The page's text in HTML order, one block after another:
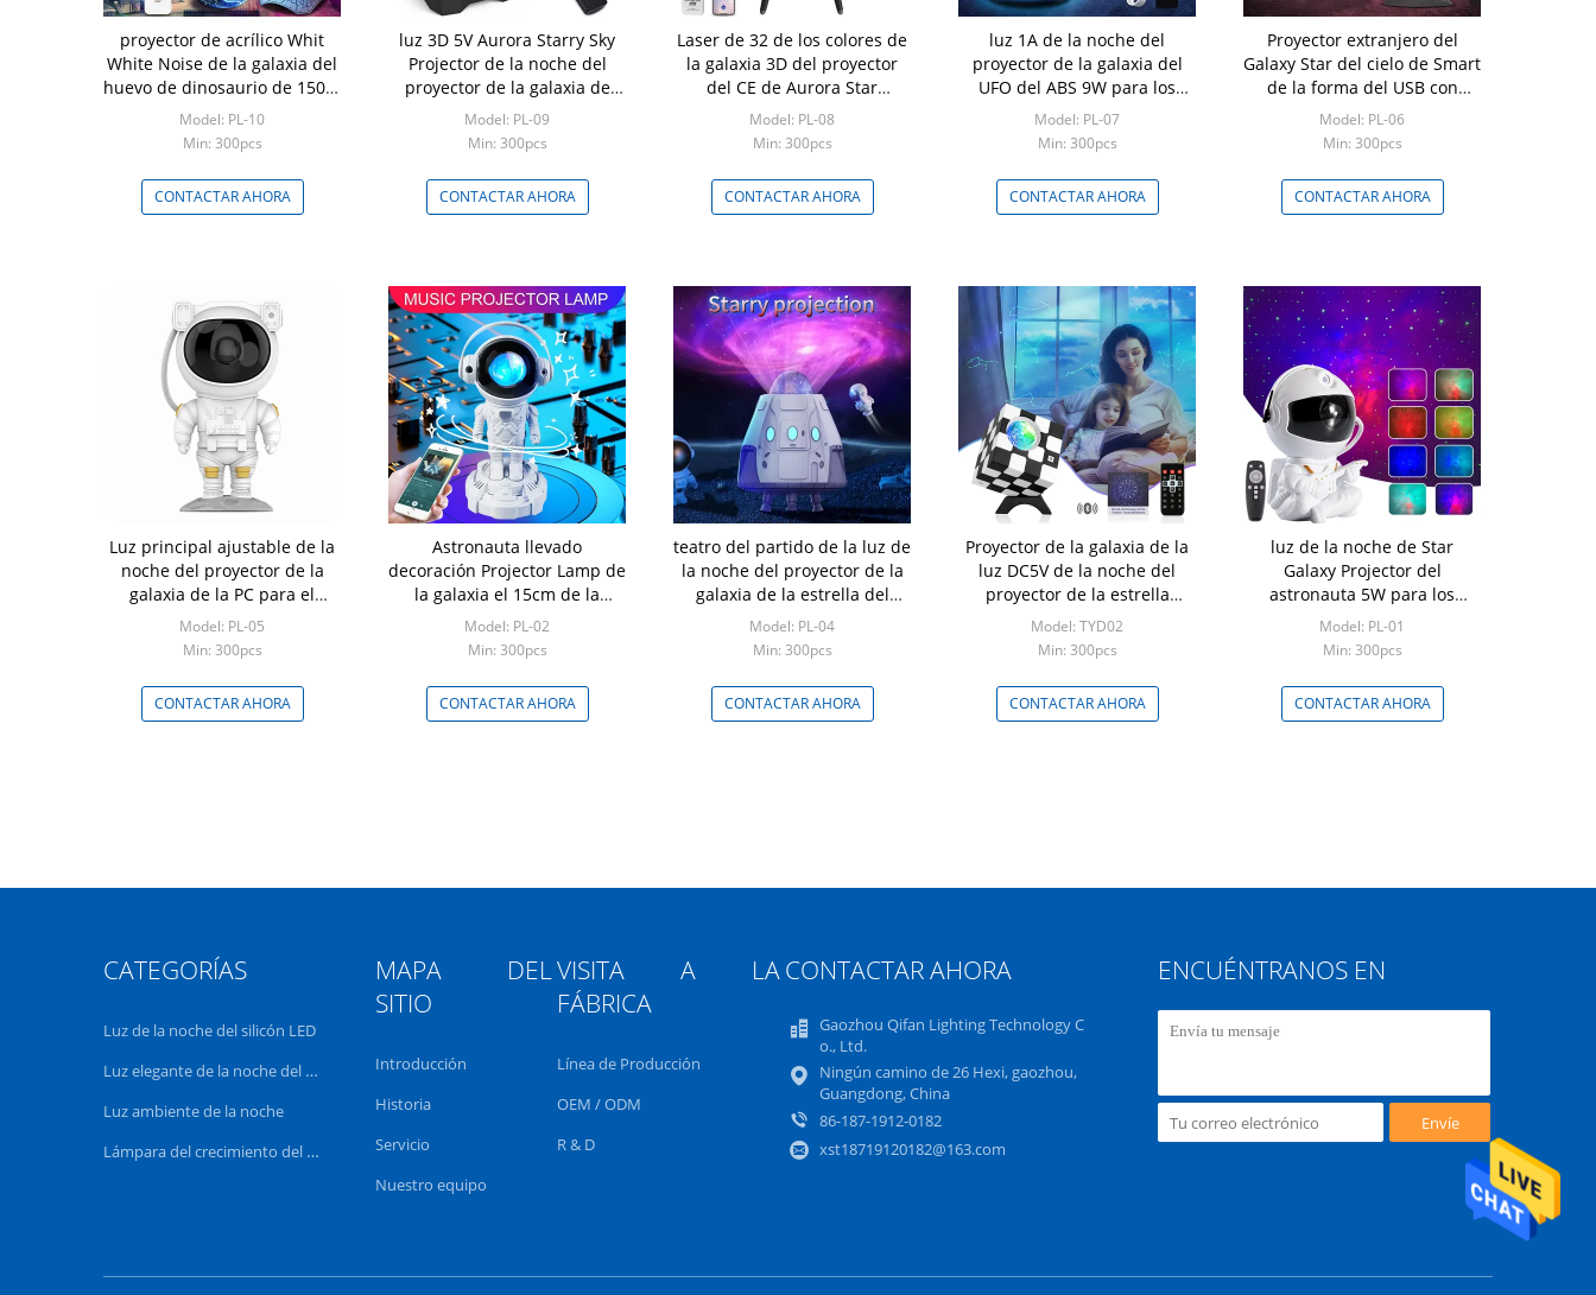
proyector de acrílico Whit
White Noise de la galaxia del
huevo de dinosaurio de 150m
m
Model: PL-10
Min: 300pcs
CONTACTAR AHORA
luz 3D 5V Aurora Starry Sky
Projector de la noche del
proyector de la galaxia de
2700K USB
Model: PL-09
Min: 300pcs
CONTACTAR AHORA
Laser de 32 de los colores de
la galaxia 3D del proyector
del CE de Aurora Star
Projection With 40 modos de
iluminación
Model: PL-08
Min: 300pcs
CONTACTAR AHORA
luz 1A de la noche del
proyector de la galaxia del
UFO del ABS 9W para los
cumpleaños de la Navidad
Model: PL-07
Min: 300pcs
CONTACTAR AHORA
Proyector extranjero del
Galaxy Star del cielo de Smart
de la forma del USB con
teledirigido
Model: PL-06
Min: 300pcs
CONTACTAR AHORA
Luz principal ajustable de la
noche del proyector de la
galaxia de la PC para el
partido casero
Model: PL-05
Min: 300pcs
CONTACTAR AHORA
Astronauta llevado
decoración Projector Lamp de
la galaxia el 15cm de la
estrella
Model: PL-02
Min: 300pcs
CONTACTAR AHORA
teatro del partido de la luz de
la noche del proyector de la
galaxia de la estrella del
espacio del hogar 1.5A
Model: PL-04
Min: 300pcs
CONTACTAR AHORA
Proyector de la galaxia de la
luz DC5V de la noche del
proyector de la estrella
TYD02 para el dormitorio
Model: TYD02
Min: 300pcs
CONTACTAR AHORA
luz de la noche de Star
Galaxy Projector del
astronauta 5W para los
regalos de los niños
Model: PL-01
Min: 300pcs
CONTACTAR AHORA
CATEGORÍAS
Luz de la noche del silicón LED
Luz elegante de la noche del LED
Luz ambiente de la noche
Lámpara del crecimiento del LED
MAPA DEL
SITIO
Introducción
Historia
Servicio
Nuestro equipo
VISITA A LA
FÁBRICA
Línea de Producción
OEM / ODM
R & D
CONTACTAR AHORA
Gaozhou Qifan Lighting Technology C
o., Ltd.
Ningún camino de 26 Hexi, gaozhou,
Guangdong, China
86-187-1912-0182
xst18719120182@163.com
ENCUÉNTRANOS EN
Envíe